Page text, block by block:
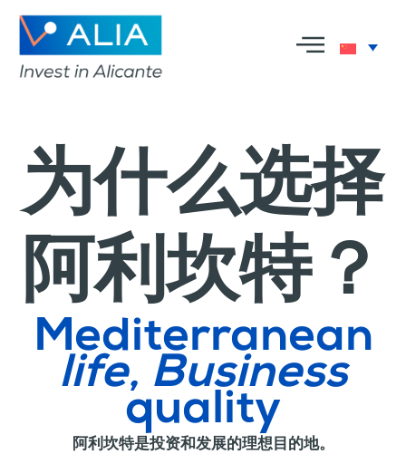
为什么选择
阿利坎特？
Mediterranean
life, Business
quality
阿利坎特是投资和发展的理想目的地。